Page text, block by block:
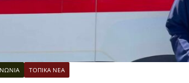
ΤΟΠΙΚΑ ΝΕΑ